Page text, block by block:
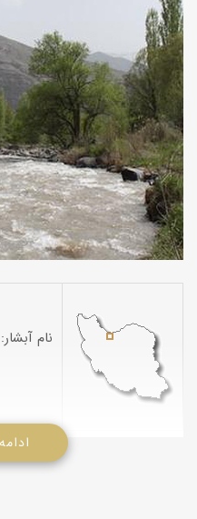
نام
آبشارهای ولیه-جوستان کرج-